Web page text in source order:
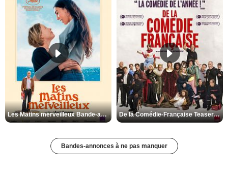
Les Matins merveilleux Bande-annonce VF De la Comédie-Française Teaser VF
Bandes-annonces à ne pas manquer